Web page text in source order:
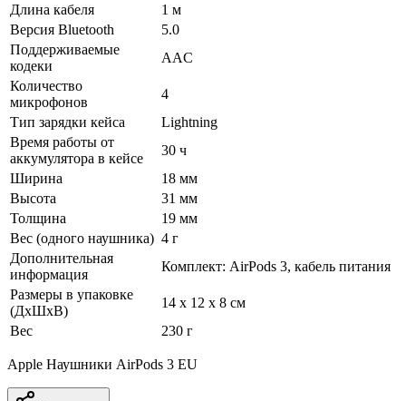
Длина кабеля
1 м
Версия Bluetooth
5.0
Поддерживаемые
кодеки
AAC
Количество
микрофонов
4
Тип зарядки кейса
Lightning
Время работы от
аккумулятора в кейсе
30 ч
Ширина
18 мм
Высота
31 мм
Толщина
19 мм
Вес (одного наушника) 4 г
Дополнительная
информация
Комплект: AirPods 3, кабель питания
Размеры в упаковке
(ДхШхВ)
14 x 12 x 8 см
Вес
230 г
Apple Наушники AirPods 3 EU